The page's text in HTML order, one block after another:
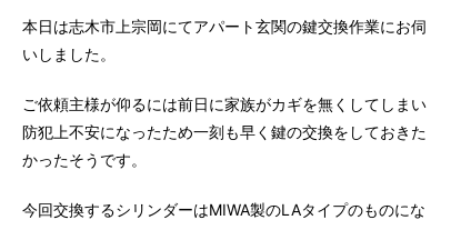
本日は志木市上宗岡にてアパート玄関の鍵交換作業にお伺
いしました。
ご依頼主様が仰るには前日に家族がカギを無くしてしまい
防犯上不安になったため一刻も早く鍵の交換をしておきた
かったそうです。
今回交換するシリンダーはMIWA製のLAタイプのものにな